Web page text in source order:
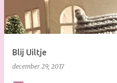
s
Blij Uiltje
december 29, 2017